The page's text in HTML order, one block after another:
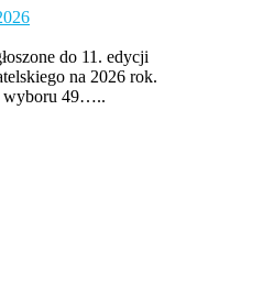
do 11. edycji
na 2026 rok.
wyboru 49…..